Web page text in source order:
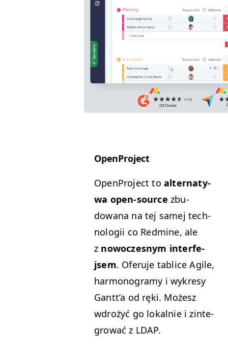
Open­Pro­ject
Open­Pro­ject to alter­naty­
wa open-source zbu­
dowana na tej samej tech­
nologii co Red­mine, ale
z nowoczes­nym inter­fe­
jsem. Ofer­u­je tablice Agile,
har­mono­gramy i wykresy
Gantt’a od ręki. Możesz
wdrożyć go lokalnie i zin­te­
grować z LDAP.